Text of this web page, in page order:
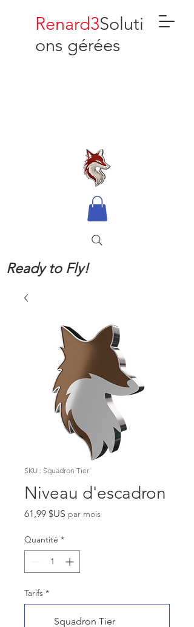
Renard3Soluti
ons gérées
Ready to Fly!
SKU : Squadron Tier
Niveau d'escadron
61,99 $US Prix
par mois
Quantité *
Tarifs *
Squadron Tier